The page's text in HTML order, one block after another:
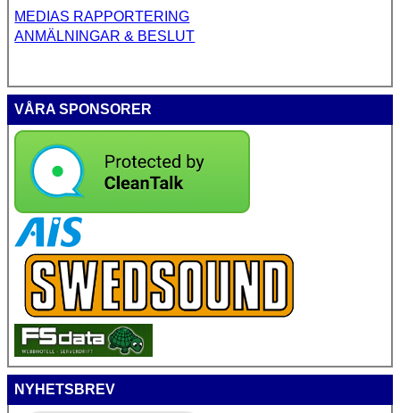
MEDIAS RAPPORTERING
ANMÄLNINGAR & BESLUT
VÅRA SPONSORER
NYHETSBREV